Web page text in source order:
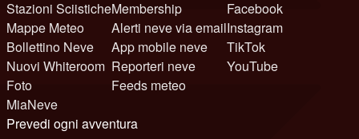
Stazioni Sciistiche
Mappe Meteo
Bollettino Neve
Nuovi Whiteroom
Foto
MiaNeve
Membership
Alerti neve via email
App mobile neve
Reporteri neve
Feeds meteo
Facebook
Instagram
TikTok
YouTube
Prevedi ogni avventura